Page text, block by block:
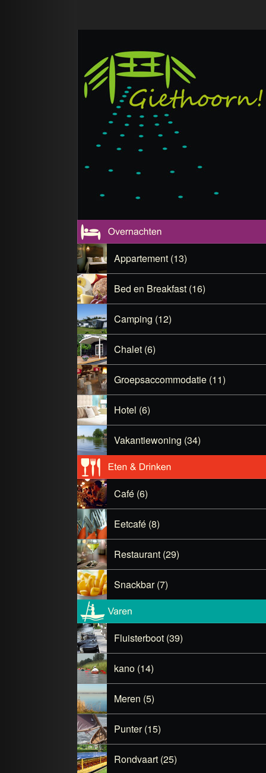
Appartement (13)
Bed en Breakfast (16)
Camping (12)
Chalet (6)
Groepsaccommodatie (11)
Hotel (6)
Vakantiewoning (34)
Café (6)
Eetcafé (8)
Restaurant (29)
Snackbar (7)
Fluisterboot (39)
kano (14)
Meren (5)
Punter (15)
Rondvaart (25)